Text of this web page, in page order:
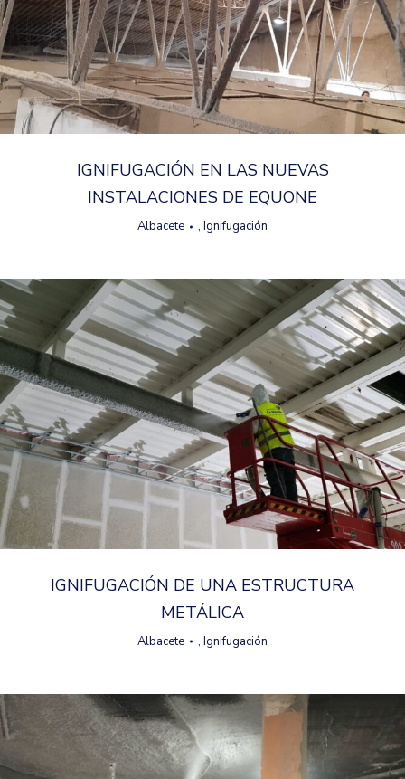
IGNIFUGACIÓN EN LAS NUEVAS
INSTALACIONES DE EQUONE
Albacete , Ignifugación
IGNIFUGACIÓN DE UNA ESTRUCTURA
METÁLICA
Albacete , Ignifugación